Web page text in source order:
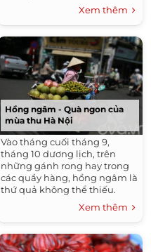
Xem thêm
Hồng ngâm - Quà ngon của
mùa thu Hà Nội
Vào tháng cuối tháng 9,
tháng 10 dương lịch, trên
những gánh rong hay trong
các quầy hàng, hồng ngâm là
thứ quả không thể thiếu.
Xem thêm